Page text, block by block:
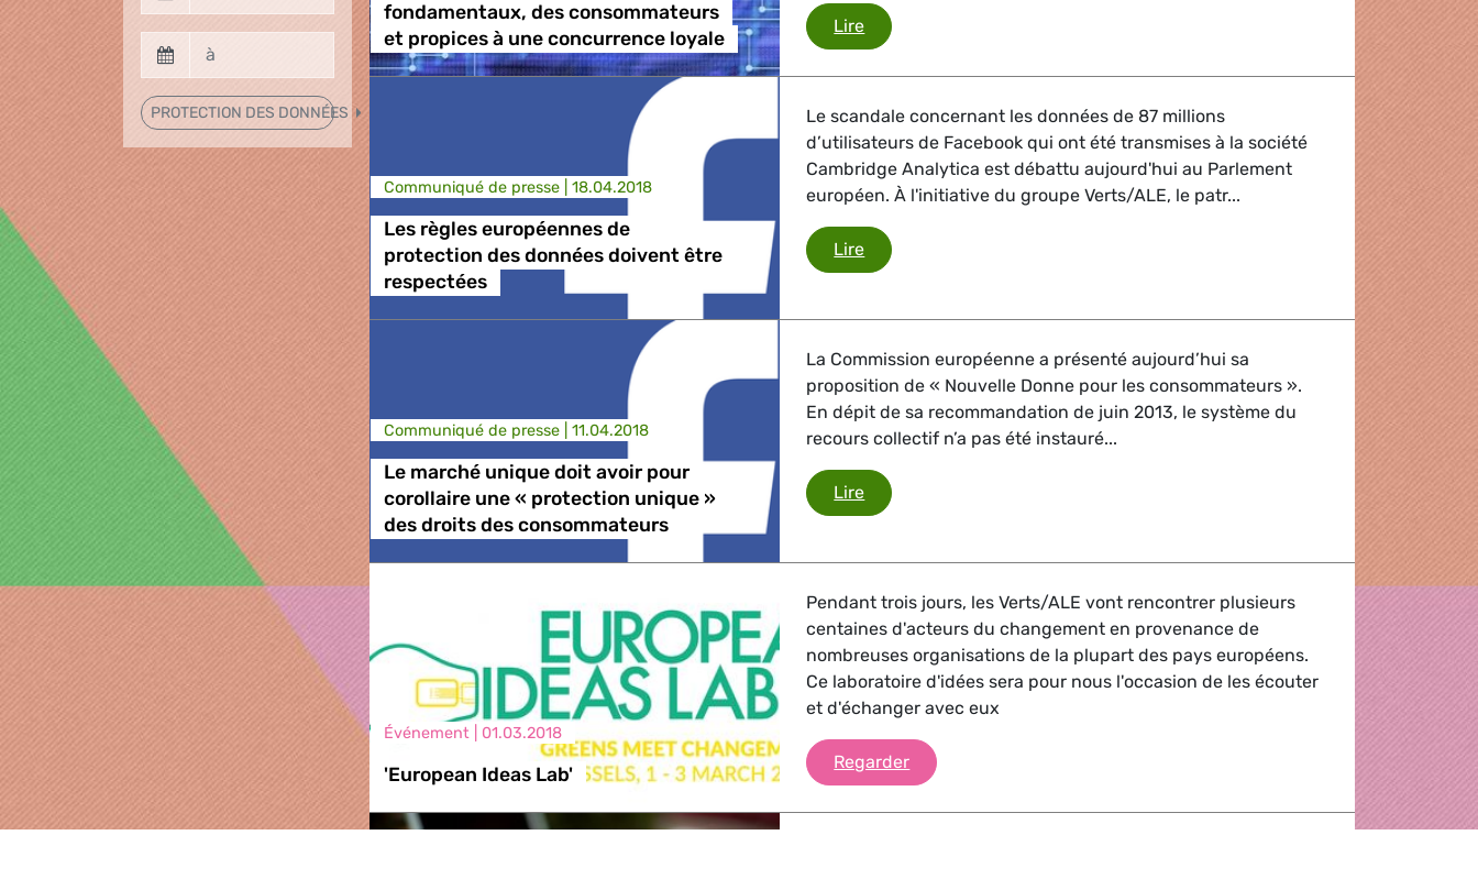
PROTECTION DES DONNÉES
fondamentaux, des consommateurs
et propices à une concurrence loyale
LireL'UE établit des règles solides de protection des droits fondamentaux,
Communiqué de presse | 18.04.2018
Les règles européennes de
protection des données doivent être
respectées
Le scandale concernant les données de 87 millions
d’utilisateurs de Facebook qui ont été transmises à la société
Cambridge Analytica est débattu aujourd'hui au Parlement
européen. À l'initiative du groupe Verts/ALE, le patr...
LireLes règles européennes de protection des données doivent être
Communiqué de presse | 11.04.2018
Le marché unique doit avoir pour
corollaire une « protection unique »
des droits des consommateurs
La Commission européenne a présenté aujourd’hui sa
proposition de « Nouvelle Donne pour les consommateurs ».
En dépit de sa recommandation de juin 2013, le système du
recours collectif n’a pas été instauré...
LireLe marché unique doit avoir pour corollaire une « protection unique »
Événement | 01.03.2018
'European Ideas Lab'
Pendant trois jours, les Verts/ALE vont rencontrer plusieurs
centaines d'acteurs du changement en provenance de
nombreuses organisations de la plupart des pays européens.
Ce laboratoire d'idées sera pour nous l'occasion de les écouter
et d'échanger avec eux
Regarder'European Ideas Lab'